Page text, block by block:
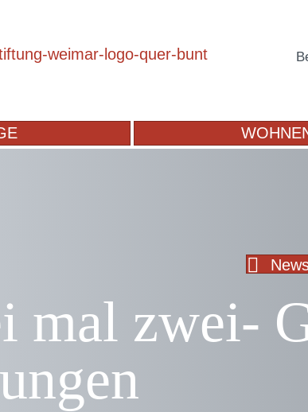
mal zwei-